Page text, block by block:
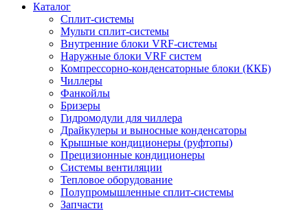
Каталог
Сплит-системы
Мульти сплит-системы
Внутренние блоки VRF-cистемы
Наружные блоки VRF cистем
Компрессорно-конденсаторные блоки (ККБ)
Чиллеры
Фанкойлы
Бризеры
Гидромодули для чиллера
Драйкулеры и выносные конденсаторы
Крышные кондиционеры (руфтопы)
Прецизионные кондиционеры
Системы вентиляции
Тепловое оборудование
Полупромышленные сплит-системы
Запчасти